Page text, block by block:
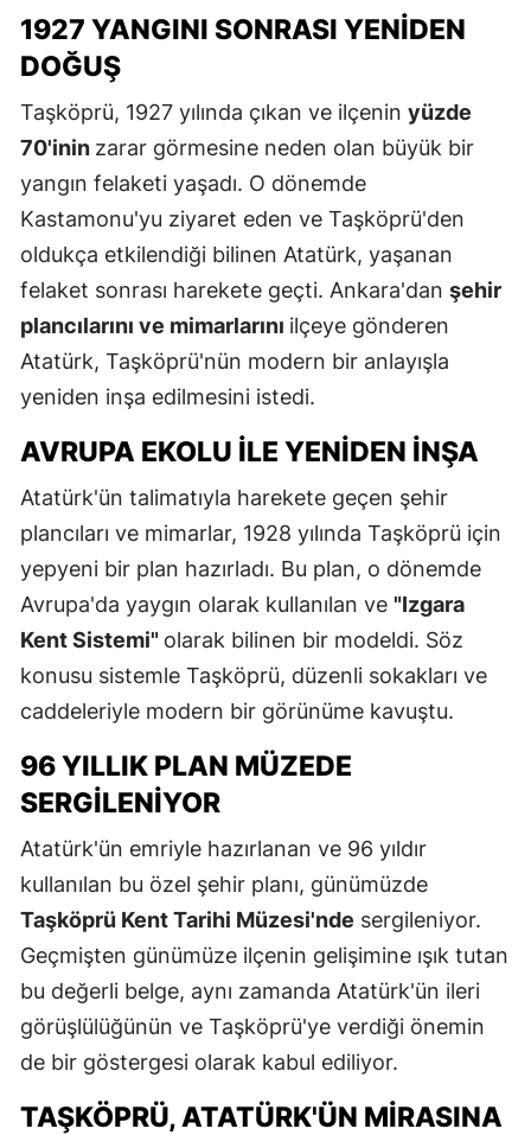
1927 YANGINI SONRASI YENIDEN
DOĞUŞ
Taşköprü, 1927 yılında çıkan ve ilçenin yüzde
70'inin zarar görmesine neden olan büyük bir
yangın felaketi yaşadı. O dönemde
Kastamonu'yu ziyaret eden ve Taşköprü'den
oldukça etkilendiği bilinen Atatürk, yaşanan
felaket sonrası harekete geçti. Ankara'dan şehir
plancılarını ve mimarlarını ilçeye gönderen
Atatürk, Taşköprü'nün modern bir anlayışla
yeniden inşa edilmesini istedi.
AVRUPA EKOLU İLE YENIDEN İNŞA
Atatürk'ün talimatıyla harekete geçen şehir
plancıları ve mimarlar, 1928 yılında Taşköprü için
yepyeni bir plan hazırladı. Bu plan, o dönemde
Avrupa'da yaygın olarak kullanılan ve "Izgara
Kent Sistemi" olarak bilinen bir modeldi. Söz
konusu sistemle Taşköprü, düzenli sokakları ve
caddeleriyle modern bir görünüme kavuştu.
96 YILLIK PLAN MÜZEDE
SERGILENIYOR
Atatürk'ün emriyle hazırlanan ve 96 yıldır
kullanılan bu özel şehir planı, günümüzde
Taşköprü Kent Tarihi Müzesi'nde sergileniyor.
Geçmişten günümüze ilçenin gelişimine ışık tutan
bu değerli belge, aynı zamanda Atatürk'ün ileri
görüşlülüğünün ve Taşköprü'ye verdiği önemin
de bir göstergesi olarak kabul ediliyor.
TAŞKÖPRÜ, ATATÜRK'ÜN MIRASINA